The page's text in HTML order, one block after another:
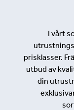
I vårt
prisklasser.
utbud av
din